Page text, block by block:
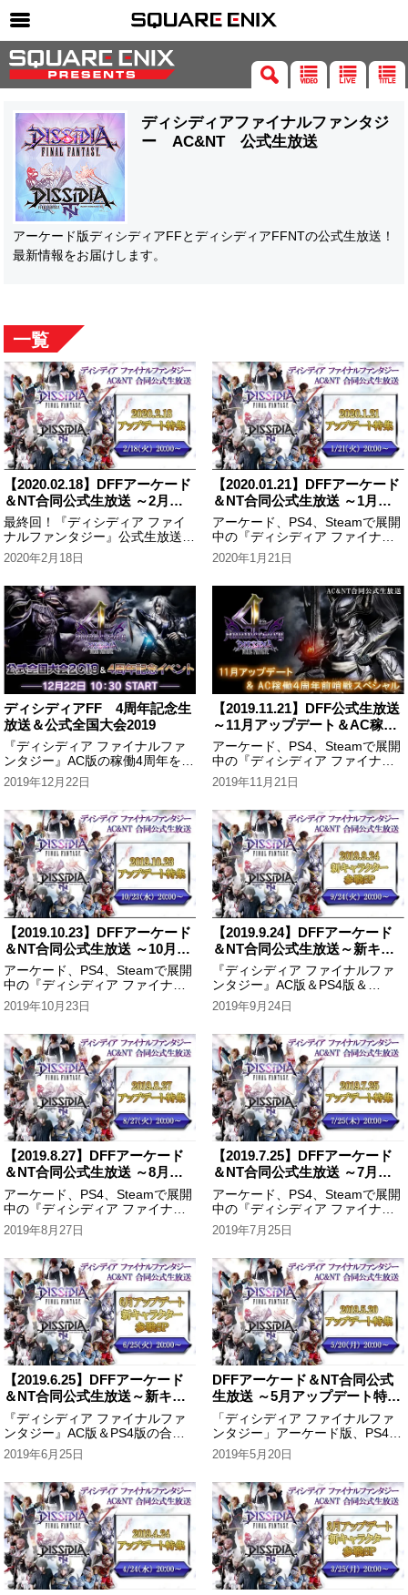
SQUARE ENIX 公式サイトメニュー
マガジン＆ブックス
ミュージック
グッズ
ストア
メンバーズ
コラム
会社情報 採用情報
SQUARE ENIX サイト内検索
ディシディアファイナルファンタジ
ー AC&NT 公式生放送
アーケード版ディシディアFFとディシディアFFNTの公式生放送！
最新情報をお届けします。
一覧
【2020.02.18】DFFアーケード
＆NT合同公式生放送 ～2月ア
ップデート特集～
最終回！『ディシディア ファイ
ナルファンタジー』公式生放送！
見逃せない最新情報をたっぷりと
お届けしました！
2020年2月18日
【2020.01.21】DFFアーケード
＆NT合同公式生放送 ～1月ア
ップデート特集～
アーケード、PS4、Steamで展開
中の『ディシディア ファイナル
ファンタジー』公式生放送！見逃
せない最新情報をたっぷりとお届
2020年1月21日
ディシディアFF 4周年記念生
放送＆公式全国大会2019
『ディシディア ファイナルファ
ンタジー』AC版の稼働4周年を記
念した特大生放送！ 強豪20パ
ーティが日本一を競う決勝トーナ
ナーなど、盛りだくさんの内容で
お届けしました！
2019年12月22日
【2019.11.21】DFF公式生放送
～11月アップデート＆AC稼働
４周年前哨戦SP～
アーケード、PS4、Steamで展開
中の『ディシディア ファイナル
ファンタジー』公式生放送！見逃
せない最新情報をたっぷりとお届
2019年11月21日
【2019.10.23】DFFアーケード
＆NT合同公式生放送 ～10月ア
ップデート特集～
アーケード、PS4、Steamで展開
中の『ディシディア ファイナル
ファンタジー』公式生放送！見逃
せない最新情報をたっぷりとお届
2019年10月23日
【2019.9.24】DFFアーケード
＆NT合同公式生放送～新キャ
ラクター参戦SP～
『ディシディア ファイナルファ
ンタジー』AC版＆PS4版＆
Steam版の合同生放送です。新キ
ャラクターのお披露目など、盛り
た。
2019年9月24日
【2019.8.27】DFFアーケード
＆NT合同公式生放送 ～8月ア
ップデート特集～
アーケード、PS4、Steamで展開
中の『ディシディア ファイナル
ファンタジー』公式生放送！見逃
せない最新情報をたっぷりとお届
2019年8月27日
【2019.7.25】DFFアーケード
＆NT合同公式生放送 ～7月ア
ップデート特集～
アーケード、PS4、Steamで展開
中の『ディシディア ファイナル
ファンタジー』公式生放送！見逃
せない最新情報をたっぷりとお届
2019年7月25日
【2019.6.25】DFFアーケード
＆NT合同公式生放送～新キャ
ラクター参戦SP～
『ディシディア ファイナルファ
ンタジー』AC版＆PS4版の合同
生放送です。新キャラクターのお
披露目など、盛りだくさんの内容
2019年6月25日
DFFアーケード＆NT合同公式
生放送 ～5月アップデート特集
～
「ディシディア ファイナルファ
ンタジー」アーケード版、PS4版
の最新アップデート情報を動画や
プレイ画面を交えてお届けしまし
2019年5月20日